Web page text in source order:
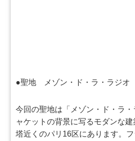
●聖地 メゾン・ド・ラ・ラジオ
今回の聖地は「メゾン・ド・ラ
ャケットの背景に写るモダンな
塔近くのパリ16区にあります。